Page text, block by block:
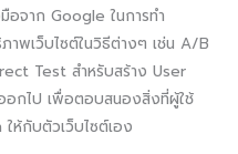
จาก Google ในการทำ
พเว็บไซต์ในวิธีต่างๆ เช่น A/B
Test สำหรับสร้าง User
กไป เพื่อตอบสนองสิ่งที่ผู้ใช้
ห้กับตัวเว็บไซต์เอง